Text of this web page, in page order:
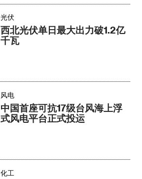
光伏
西北光伏单日最大出力破1.2亿
千瓦
风电
中国首座可抗17级台风海上浮
式风电平台正式投运
化工